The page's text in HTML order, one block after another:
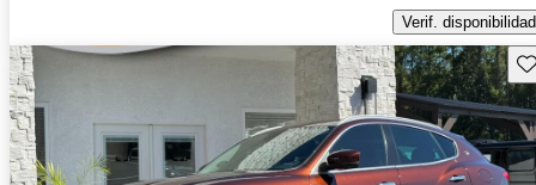
Verif. disponibilidad